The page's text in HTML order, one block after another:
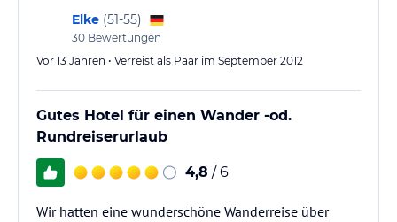
Elke (51-55)
30 Bewertungen
Vor 13 Jahren • Verreist als Paar im September 2012
Gutes Hotel für einen Wander -od.
Rundreiserurlaub
4,8 / 6
Wir hatten eine wunderschöne Wanderreise über